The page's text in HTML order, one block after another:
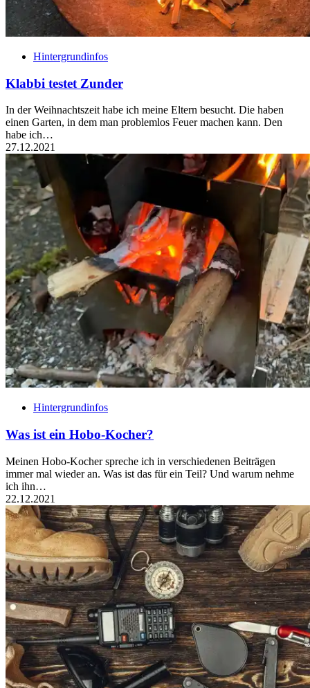
Hintergrundinfos
Klabbi testet Zunder
In der Weihnachtszeit habe ich meine Eltern besucht. Die haben
einen Garten, in dem man problemlos Feuer machen kann. Den
habe ich…
27.12.2021
Hintergrundinfos
Was ist ein Hobo-Kocher?
Meinen Hobo-Kocher spreche ich in verschiedenen Beiträgen
immer mal wieder an. Was ist das für ein Teil? Und warum nehme
ich ihn…
22.12.2021